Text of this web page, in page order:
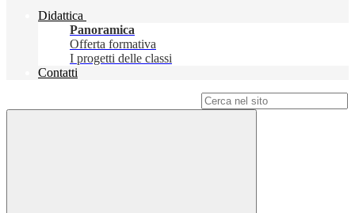
Didattica
Panoramica
Offerta formativa
I progetti delle classi
Contatti